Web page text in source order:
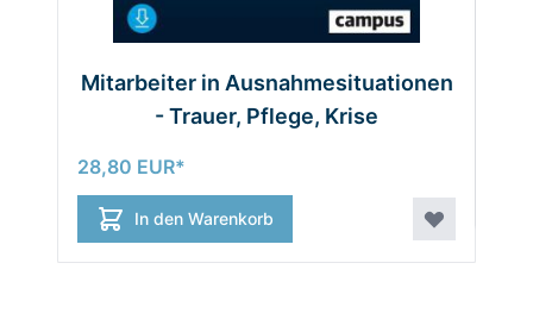
Mitarbeiter in Ausnahmesituationen
- Trauer, Pflege, Krise
28,80 EUR
In den Warenkorb